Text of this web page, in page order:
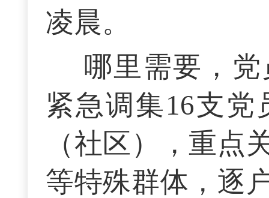
凌晨。
哪里需要，
紧急调集16支
（社区），重点
等特殊群体，逐